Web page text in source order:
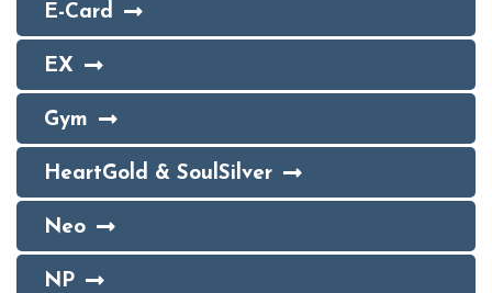
E-Card
EX
Gym
HeartGold & SoulSilver
Neo
NP